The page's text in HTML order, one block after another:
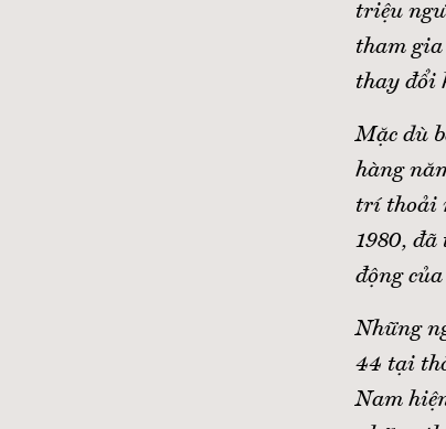
triệu
tham gia
thay đổi
Mặc dù
hàng
trí thoải
1980,
động
Những
44 tại
Nam